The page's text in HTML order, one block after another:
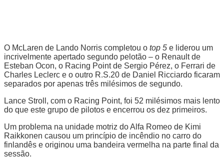
O McLaren de Lando Norris completou o top 5 e liderou um
incrivelmente apertado segundo pelotão – o Renault de
Esteban Ocon, o Racing Point de Sergio Pérez, o Ferrari de
Charles Leclerc e o outro R.S.20 de Daniel Ricciardo ficaram
separados por apenas três milésimos de segundo.
Lance Stroll, com o Racing Point, foi 52 milésimos mais lento
do que este grupo de pilotos e encerrou os dez primeiros.
Um problema na unidade motriz do Alfa Romeo de Kimi
Raikkonen causou um princípio de incêndio no carro do
finlandês e originou uma bandeira vermelha na parte final da
sessão.